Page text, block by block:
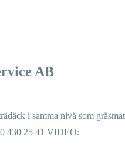
AB
i samma nivå som
430 25 41 VIDEO: